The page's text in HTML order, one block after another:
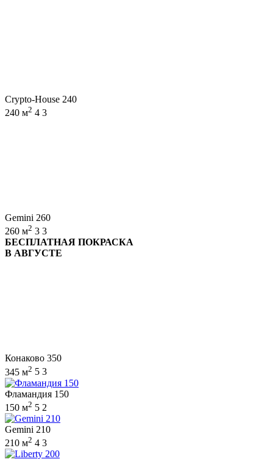
Crypto-House 240
240 м2 4 3
Gemini 260
260 м2 3 3
БЕСПЛАТНАЯ ПОКРАСКА
В АВГУСТЕ
Конаково 350
345 м2 5 3
Фламандия 150
150 м2 5 2
Gemini 210
210 м2 4 3